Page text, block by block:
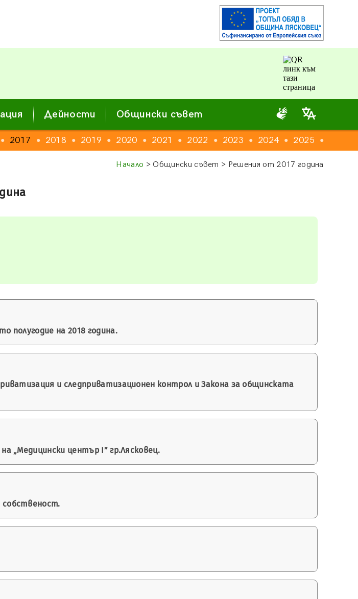
Дейности Общински съвет
● 2017 ● 2018 ● 2019 ● 2020 ● 2021 ● 2022 ● 2023 ● 2024 ● 2025 ●
Начало > Общински съвет > Решения от 2017 година
полугодие на 2018 година.
и следприватизационен контрол и Закона за общинската
„Медицински център І” гр.Лясковец.